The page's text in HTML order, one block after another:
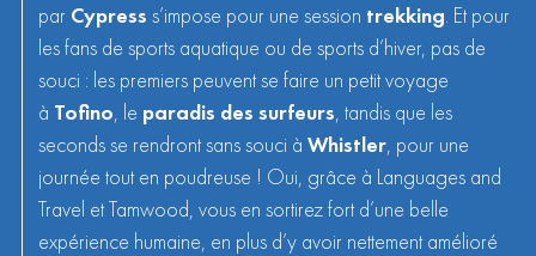
par Cypress s’impose pour une session trekking. Et pour
les fans de sports aquatique ou de sports d’hiver, pas de
souci : les premiers peuvent se faire un petit voyage
à Tofino, le paradis des surfeurs, tandis que les
seconds se rendront sans souci à Whistler, pour une
journée tout en poudreuse ! Oui, grâce à Languages and
Travel et Tamwood, vous en sortirez fort d’une belle
expérience humaine, en plus d’y avoir nettement amélioré